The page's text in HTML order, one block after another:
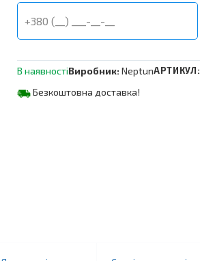
PROFI
12В
1
В наявностіВиробник: NeptunАРТИКУЛ:
Безкоштовна доставка!